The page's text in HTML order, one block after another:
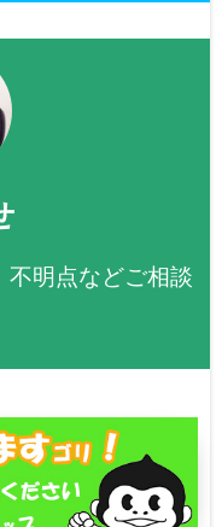
不明点などご相談